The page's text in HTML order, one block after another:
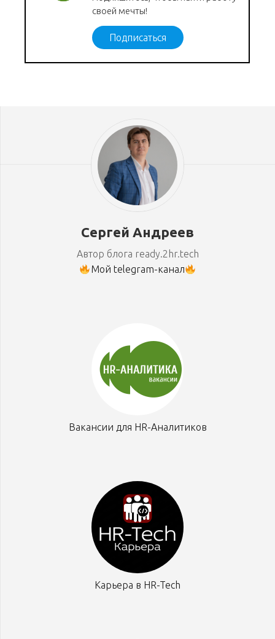
своей мечты!
Подписаться
Сергей Андреев
Автор блога ready.2hr.tech
Мой telegram-канал
Вакансии для HR-Аналитиков
Карьера в HR-Tech